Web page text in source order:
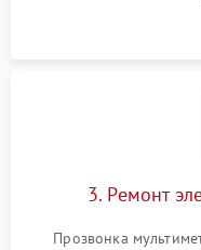
крестовины на
3. Ремонт
Прозвонка